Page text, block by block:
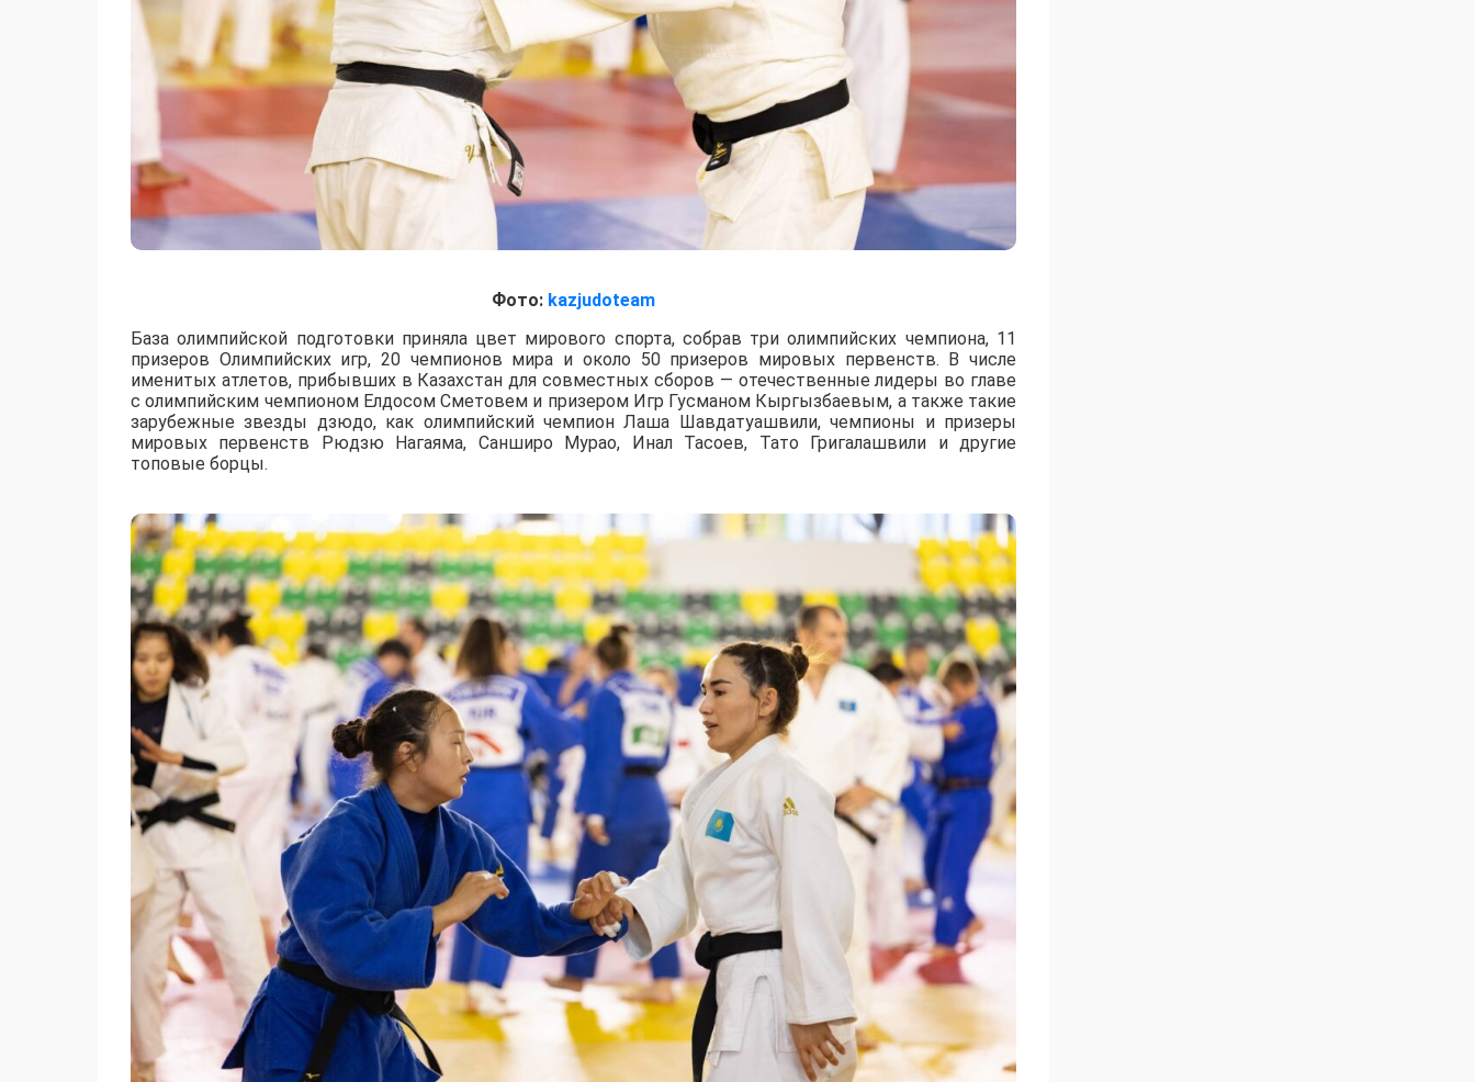
Фото: kazjudoteam
База олимпийской подготовки приняла цвет мирового спорта, собрав три олимпийских чемпиона, 11
призеров Олимпийских игр, 20 чемпионов мира и около 50 призеров мировых первенств. В числе
именитых атлетов, прибывших в Казахстан для совместных сборов — отечественные лидеры во главе
с олимпийским чемпионом Елдосом Сметовем и призером Игр Гусманом Кыргызбаевым, а также такие
зарубежные звезды дзюдо, как олимпийский чемпион Лаша Шавдатуашвили, чемпионы и призеры
мировых первенств Рюдзю Нагаяма, Санширо Мурао, Инал Тасоев, Тато Григалашвили и другие
топовые борцы.